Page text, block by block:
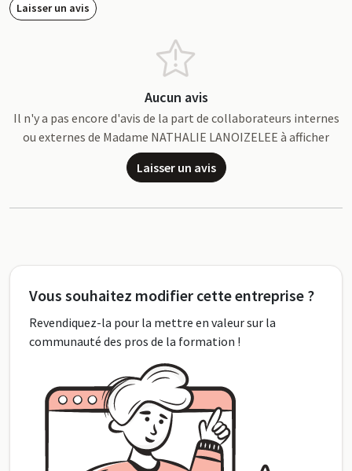
Laisser un avis
Aucun avis
Il n'y a pas encore d'avis de la part de collaborateurs internes
ou externes de Madame NATHALIE LANOIZELEE à afficher
Laisser un avis
Vous souhaitez modifier cette entreprise ?
Revendiquez-la pour la mettre en valeur sur la
communauté des pros de la formation !